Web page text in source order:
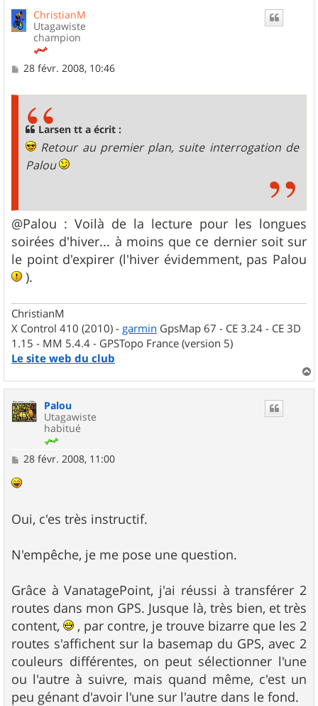
ChristianM
Utagawiste
champion
M
28 févr. 2008, 10:46
Larsen tt a écrit :
Retour au premier plan, suite interrogation de
Palou
@Palou : Voilà de la lecture pour les longues
soirées d'hiver... à moins que ce dernier soit sur
le point d'expirer (l'hiver évidemment, pas Palou
).
ChristianM
X Control 410 (2010) - garmin GpsMap 67 - CE 3.24 - CE 3D
1.15 - MM 5.4.4 - GPSTopo France (version 5)
Le site web du club
a
Palou
Utagawiste
habitué
M
s
g
e
28 févr. 2008, 11:00
Oui, c'es très instructif.
N'empêche, je me pose une question.
Grâce à VanatagePoint, j'ai réussi à transférer 2
routes dans mon GPS. Jusque là, très bien, et très
content,
, par contre, je trouve bizarre que les 2
routes s'affichent sur la basemap du GPS, avec 2
couleurs différentes, on peut sélectionner l'une
ou l'autre à suivre, mais quand même, c'est un
peu génant d'avoir l'une sur l'autre dans le fond.